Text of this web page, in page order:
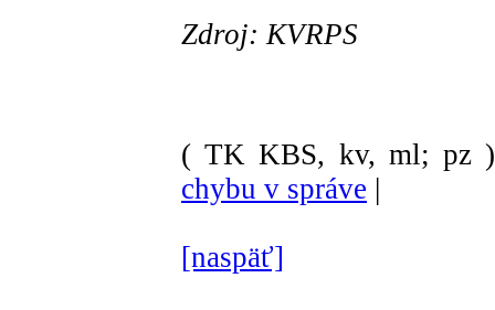
Zdroj: KVRPS
( TK KBS, kv, ml; pz )
chybu v správe |
[naspäť]